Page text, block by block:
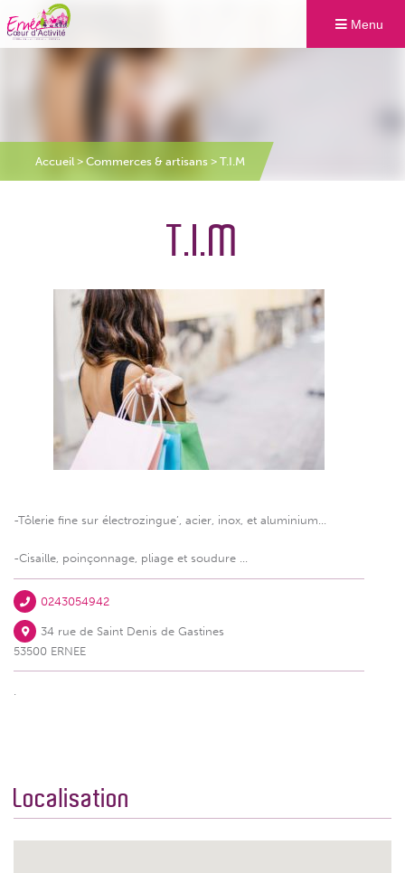
Menu
Accueil> Commerces & artisans > T.I.M
T.I.M
-Tôlerie fine sur électrozingue’, acier, inox, et aluminium...
-Cisaille, poinçonnage, pliage et soudure ...
0243054942
34 rue de Saint Denis de Gastines
53500 ERNEE
.
Localisation